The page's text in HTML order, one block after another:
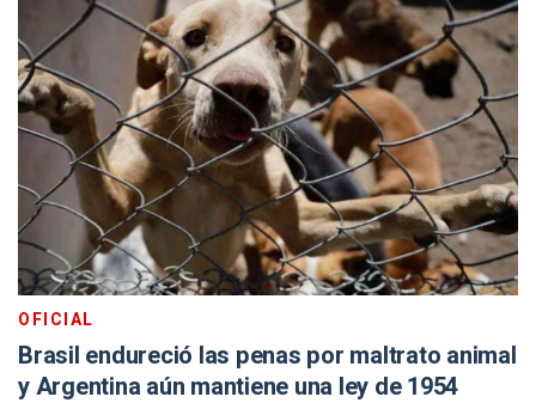
OFICIAL
Brasil endureció las penas por maltrato animal
y Argentina aún mantiene una ley de 1954